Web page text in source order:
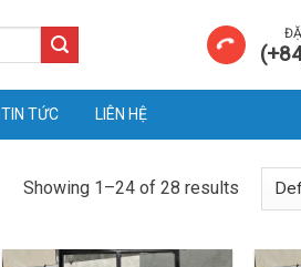
TIN TỨC LIÊN HỆ
Showing 1–24 of 28 results